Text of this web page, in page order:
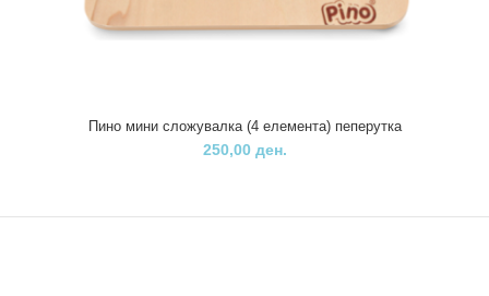
Пино мини сложувалка (4 елемента) пеперутка
250,00 ден.